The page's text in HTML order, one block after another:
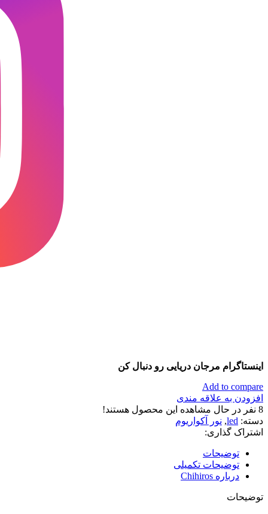
اینستاگرام مرجان دریایی رو دنبال کن
Add to compare
افزودن به علاقه مندی
8 نفر در حال مشاهده این محصول هستند!
دسته: led
, نور آکواریوم
اشتراک گذاری:
توضیحات
توضیحات تکمیلی
درباره Chihiros
توضیحات